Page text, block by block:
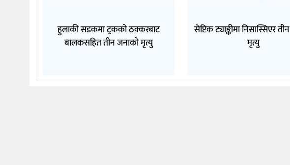
हुलाकी सडकमा ट्रकको ठक्करबाट
बालकसहित तीन जनाको मृत्यु
सेप्टिक ट्याङ्कीमा निसास्सिएर
मृत्यु